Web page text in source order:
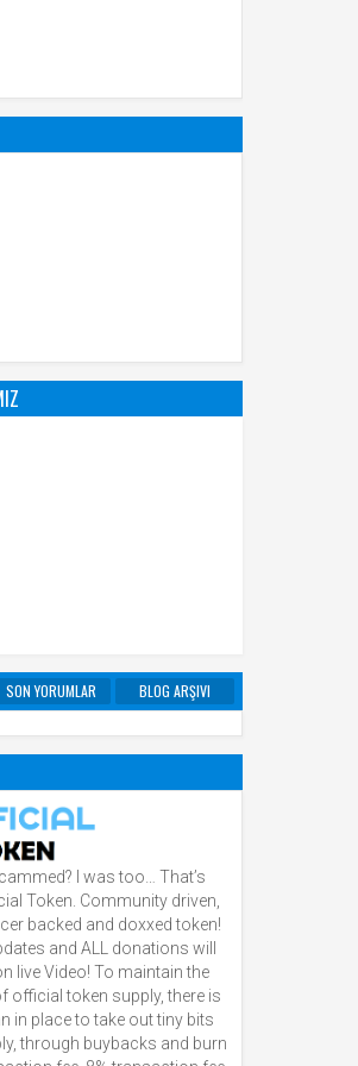
SON YORUMLAR BLOG ARŞIVI
I was too… That’s
Token. Community driven,
backed and doxxed token!
and ALL donations will
live Video! To maintain the
official token supply, there is
in place to take out tiny bits
through buybacks and burn